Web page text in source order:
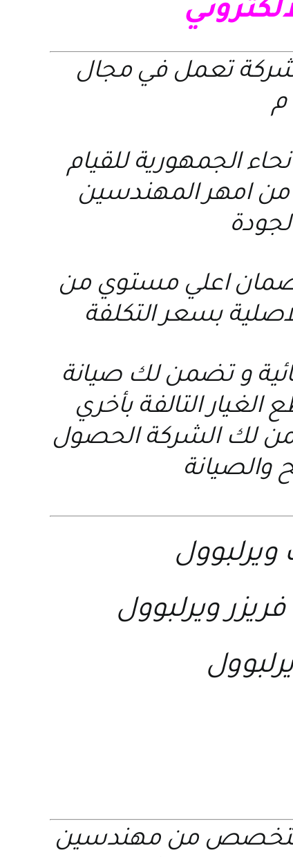
تعمل في مجال
الجمهورية للقيام
من امهر المهندسين
لضمان اعلي مستوي من
بسعر التكلفة
و تضمن لك صيانة
التالفة بأخري
لك الشركة الحصول
والصيانة
ويرلبوول
متخصص من مهندسين